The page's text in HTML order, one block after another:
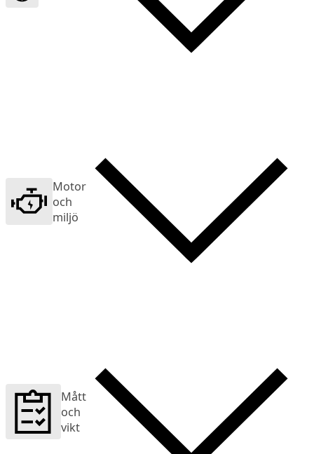
Motor
och
miljö
Mått
och
vikt